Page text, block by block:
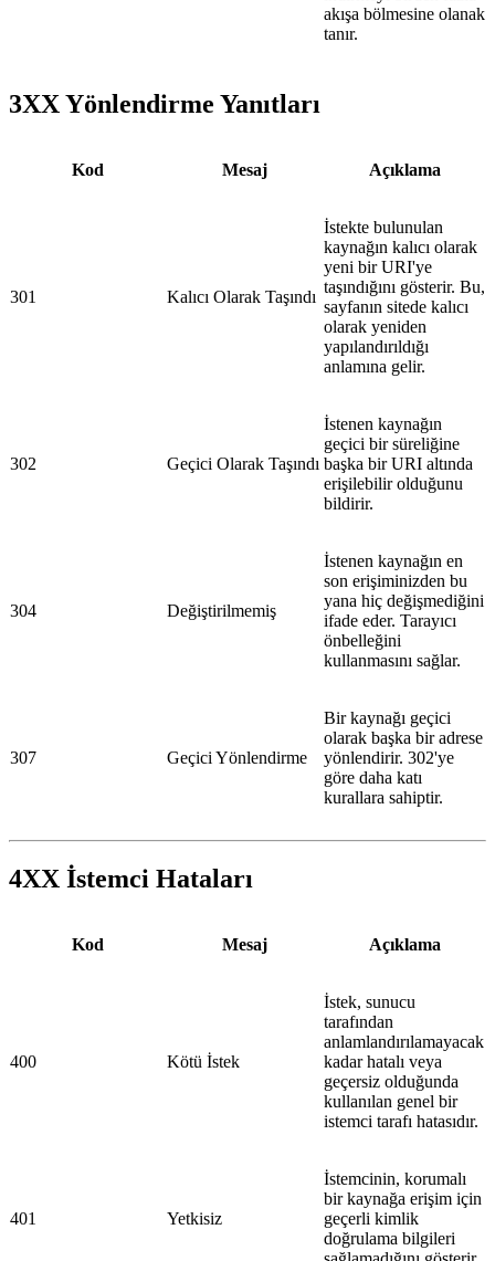
akışa bölmesine olanak
tanır.
3XX Yönlendirme Yanıtları
Kod Mesaj Açıklama
301 Kalıcı Olarak Taşındı
İstekte bulunulan
kaynağın kalıcı olarak
yeni bir URI'ye
taşındığını gösterir. Bu,
sayfanın sitede kalıcı
olarak yeniden
yapılandırıldığı
anlamına gelir.
302 Geçici Olarak Taşındı
İstenen kaynağın
geçici bir süreliğine
başka bir URI altında
erişilebilir olduğunu
bildirir.
304 Değiştirilmemiş
İstenen kaynağın en
son erişiminizden bu
yana hiç değişmediğini
ifade eder. Tarayıcı
önbelleğini
kullanmasını sağlar.
307 Geçici Yönlendirme
Bir kaynağı geçici
olarak başka bir adrese
yönlendirir. 302'ye
göre daha katı
kurallara sahiptir.
4XX İstemci Hataları
Kod Mesaj Açıklama
400 Kötü İstek
İstek, sunucu
tarafından
anlamlandırılamayacak
kadar hatalı veya
geçersiz olduğunda
kullanılan genel bir
istemci tarafı hatasıdır.
401 Yetkisiz
İstemcinin, korumalı
bir kaynağa erişim için
geçerli kimlik
doğrulama bilgileri